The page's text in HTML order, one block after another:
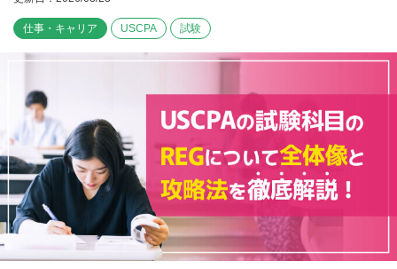
USCPA（米国公認会計士）の求人
女性会計士の転職
転職お役立ち情報
仕事・キャリア USCPA 試験